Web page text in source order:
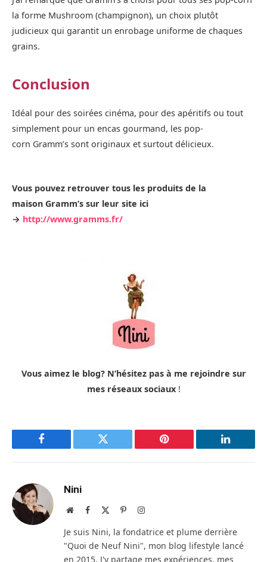
la forme Mushroom (champignon), un choix plutôt
judicieux qui garantit un enrobage uniforme de chaques
grains.
Conclusion
Idéal pour des soirées cinéma, pour des apéritifs ou tout
simplement pour un encas gourmand, les pop-
corn Gramm’s sont originaux et surtout délicieux.
Vous pouvez retrouver tous les produits de la
maison Gramm’s sur leur site ici
→ http://www.gramms.fr/
Vous aimez le blog? N’hésitez pas à me rejoindre sur
mes réseaux sociaux!
Facebook Twitter Pinterest LinkedIn
Nini
Site Facebook PinterestInstagram
Je suis Nini, la fondatrice et plume derrière
"Quoi de Neuf Nini", mon blog lifestyle lancé
en 2015. J'y partage mes expériences, mes